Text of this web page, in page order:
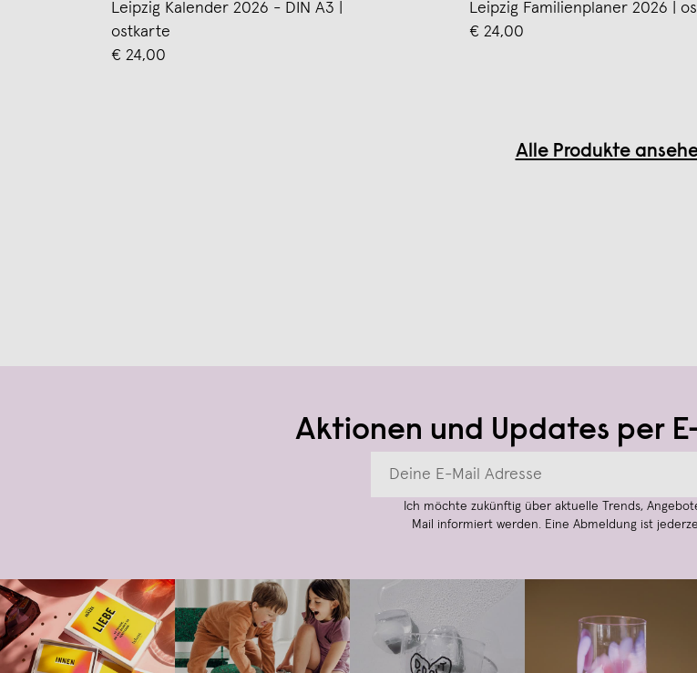
Leipzig Kalender 2026 - DIN A3 |
ostkarte
€ 24,00
Leipzig Familienplaner 2026 |
€ 24,00
Alle Produkte
Aktionen und Updates per
Ich möchte zukünftig über aktuelle Trends,
Mail informiert werden. Eine Abmeldung ist